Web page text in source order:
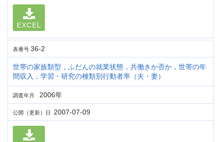
EXCEL
表番号 36-2
世帯の家族類型，ふだんの就業状態，共働きか否か，世帯の年
間収入，学習・研究の種類別行動者率（夫・妻）
調査年月 2006年
公開（更新）日 2007-07-09